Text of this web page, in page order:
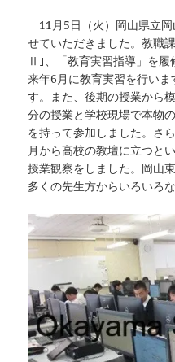
11月5日（火）岡山県立岡
せていただきました。教職
Ⅱ｣、「教育実習指導」を履
来年6月に教育実習を行い
す。また、後期の授業から
分の授業と学校現場で本物
を持って参加しました。さ
月から高校の教壇に立つと
授業観察をしました。岡山
多くの先生方からいろいろ